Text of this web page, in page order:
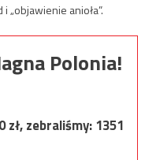
„objawienie anioła”.
Polonia!
zł, zebraliśmy:1351